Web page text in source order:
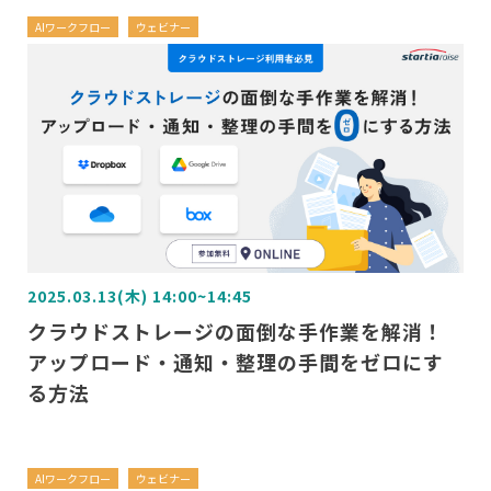
AIワークフロー ウェビナー
2025.03.13(木) 14:00~14:45
クラウドストレージの面倒な手作業を解消！
アップロード・通知・整理の手間をゼロにす
る方法
AIワークフロー ウェビナー